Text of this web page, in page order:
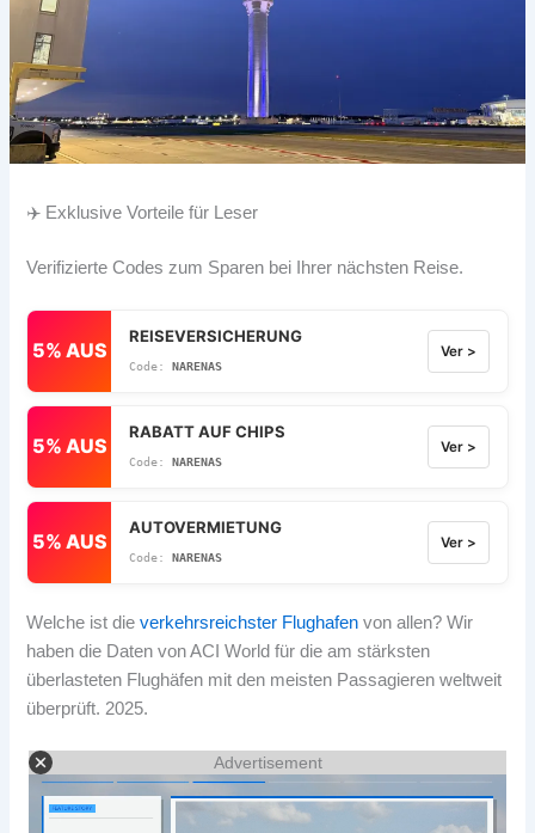
✈️ Exklusive Vorteile für Leser
Verifizierte Codes zum Sparen bei Ihrer nächsten Reise.
5% AUS
REISEVERSICHERUNG
NARENAS
Ver >
5% AUS
RABATT AUF CHIPS
NARENAS
Ver >
5% AUS
AUTOVERMIETUNG
NARENAS
Ver >
Welche ist dieverkehrsreichster Flughafen von allen? Wir
haben die Daten von ACI World für die am stärksten
überlasteten Flughäfen mit den meisten Passagieren weltweit
überprüft. 2025.
Advertisement